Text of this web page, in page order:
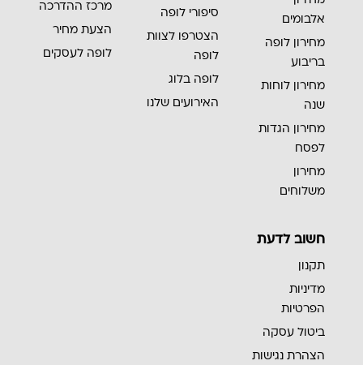
אלבומים
מחירון לופה
בריבוע
מחירון לוחות
שנה
מחירון הגדות
לפסח
מחירון
משלוחים
סיפורי לופה
הצטרפו לצוות
לופה
לופה בלוג
האירועים שלנו
מרכז ההדרכה
הצעת מחיר
לופה לעסקים
חשוב לדעת
תקנון
מדיניות
הפרטיות
ביטול עסקה
הצהרת נגישות